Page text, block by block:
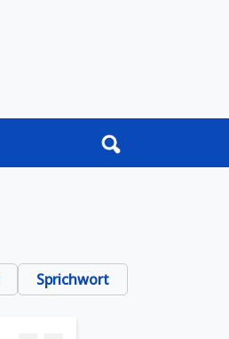
Sprichwort